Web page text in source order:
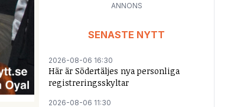
ANNONS
SENASTE NYTT
2026-08-06 16:30
Här är Södertäljes nya personliga
registreringsskyltar
2026-08-06 11:30